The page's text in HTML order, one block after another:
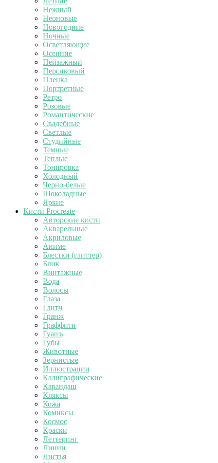
Нежный
Неоновые
Новогодние
Ночные
Осветляющие
Осенние
Пейзажный
Персиковый
Пленка
Портретные
Ретро
Розовые
Романтические
Свадебные
Светлые
Студийные
Темные
Теплые
Тонировка
Холодный
Черно-белые
Шоколадные
Яркие
Кисти Procreate
Авторские кисти
Акварельные
Акриловые
Аниме
Блестки (глиттер)
Блик
Винтажные
Вода
Волосы
Глаза
Глитч
Гранж
Граффити
Гуашь
Губы
Животные
Зернистые
Иллюстрации
Калиграфические
Карандаш
Кляксы
Кожа
Комиксы
Космос
Краски
Леттеринг
Линии
Листья